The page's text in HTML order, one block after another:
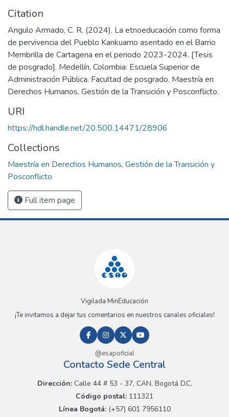
Citation
Angulo Armado, C. R. (2024). La etnoeducación como forma
de pervivencia del Pueblo Kankuamo asentado en el Barrio
Membrilla de Cartagena en el periodo 2023-2024. [Tesis
de posgrado]. Medellín, Colombia: Escuela Superior de
Administración Pública. Facultad de posgrado. Maestría en
Derechos Humanos, Gestión de la Transición y Posconflicto.
URI
https://hdl.handle.net/20.500.14471/28906
Collections
Maestría en Derechos Humanos, Gestión de la Transición y
Posconflicto
Full item page
Vigilada MinEducación
¡Te invitamos a dejar tus comentarios en nuestros canales oficiales!
@esapoficial
Contacto Sede Central
Dirección:Calle 44 # 53 - 37, CAN, Bogotá D.C.
Código postal: 111321
Línea Bogotá:(+57) 601 7956110